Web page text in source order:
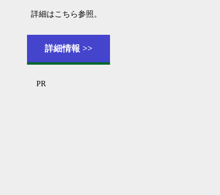
詳細はこちら参照。
詳細情報
PR